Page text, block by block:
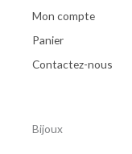
Mon compte
Panier
Contactez-nous
Bijoux